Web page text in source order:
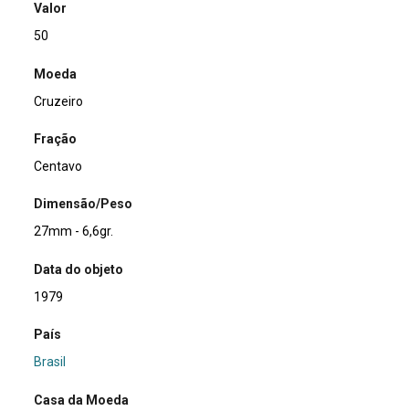
Valor
50
Moeda
Cruzeiro
Fração
Centavo
Dimensão/Peso
27mm - 6,6gr.
Data do objeto
1979
País
Brasil
Casa da Moeda